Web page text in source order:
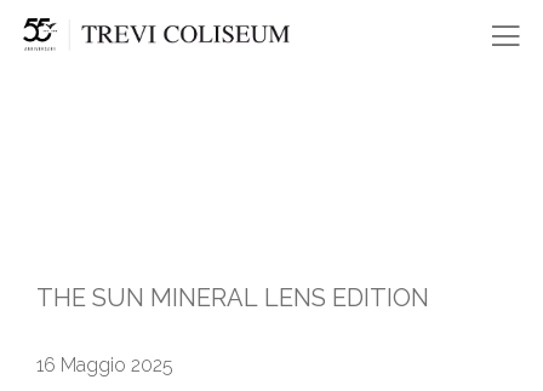
THE SUN MINERAL LENS EDITION
16 Maggio 2025